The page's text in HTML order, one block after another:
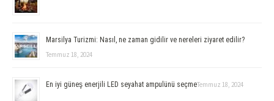
Marsilya Turizmi: Nasıl, ne zaman gidilir ve nereleri ziyaret edilir?
Temmuz 18, 2024
En iyi güneş enerjili LED seyahat ampulünü seçmeTemmuz 18, 2024